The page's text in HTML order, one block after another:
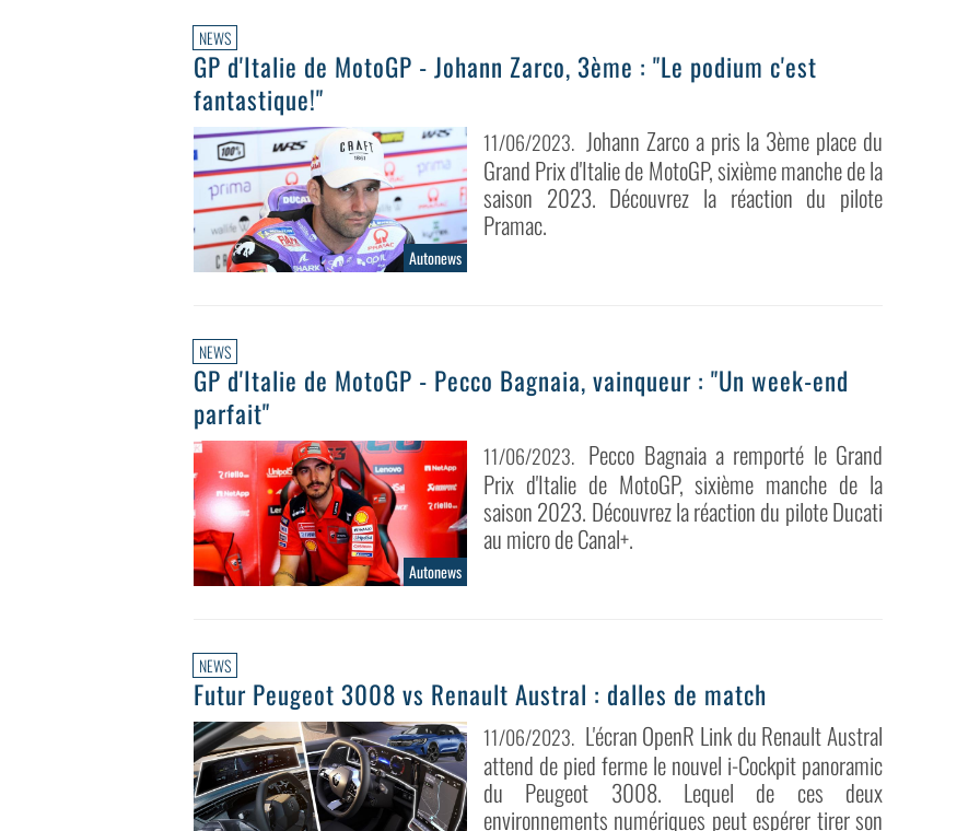
NEWS
GP d'Italie de MotoGP - Johann Zarco, 3ème : "Le podium c'est
fantastique!"
Autonews
11/06/2023. Johann Zarco a pris la 3ème place du
Grand Prix d'Italie de MotoGP, sixième manche de la
saison 2023. Découvrez la réaction du pilote
Pramac.
NEWS
GP d'Italie de MotoGP - Pecco Bagnaia, vainqueur : "Un week-end
parfait"
Autonews
11/06/2023. Pecco Bagnaia a remporté le Grand
Prix d'Italie de MotoGP, sixième manche de la
saison 2023. Découvrez la réaction du pilote Ducati
au micro de Canal+.
NEWS
Futur Peugeot 3008 vs Renault Austral : dalles de match
11/06/2023. L'écran OpenR Link du Renault Austral
attend de pied ferme le nouvel i-Cockpit panoramic
du Peugeot 3008. Lequel de ces deux
environnements numériques peut espérer tirer son